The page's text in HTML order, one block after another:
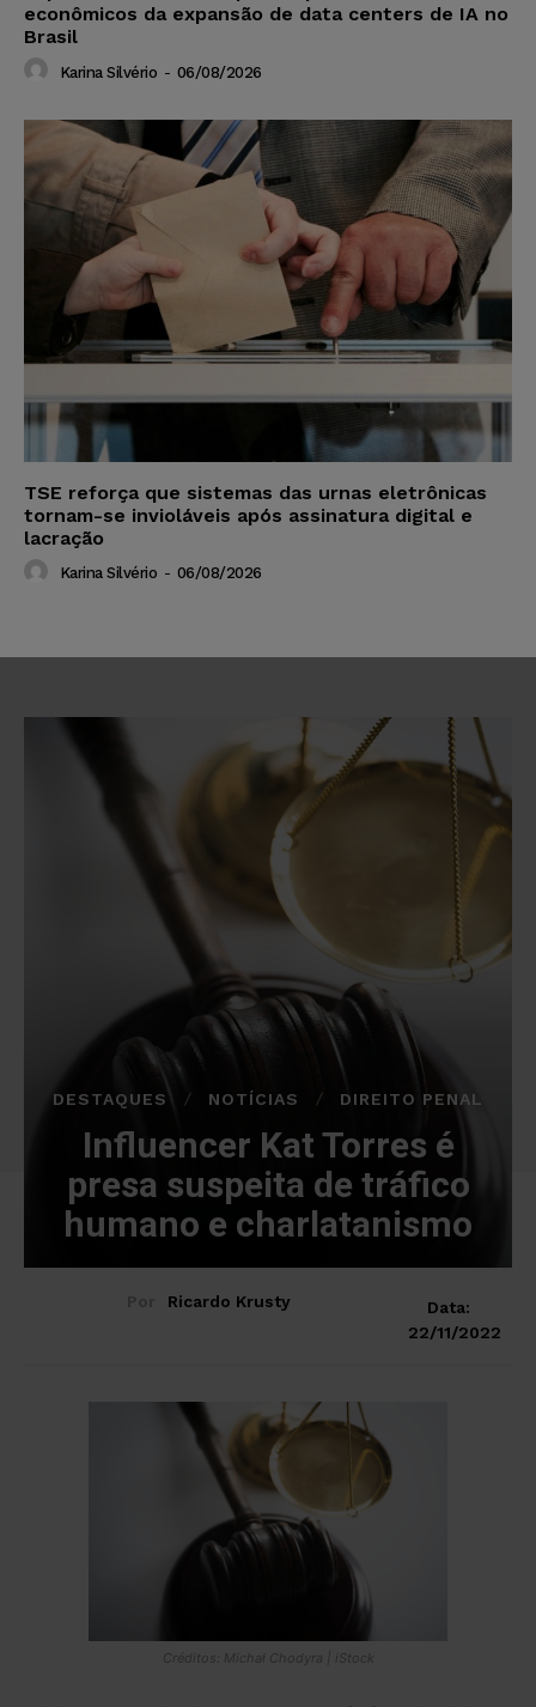
econômicos da expansão de data centers de IA no
Brasil
Karina Silvério - 06/08/2026
TSE reforça que sistemas das urnas eletrônicas
tornam-se invioláveis após assinatura digital e
lacração
Karina Silvério - 06/08/2026